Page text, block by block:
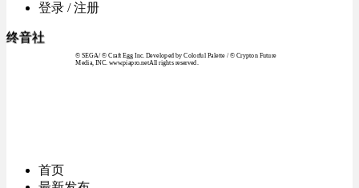
登录 / 注册
终音社
© SEGA / © Craft Egg Inc. Developed by Colorful Palette / © Crypton Future
Media, INC. www.piapro.netAll rights reserved.
首页